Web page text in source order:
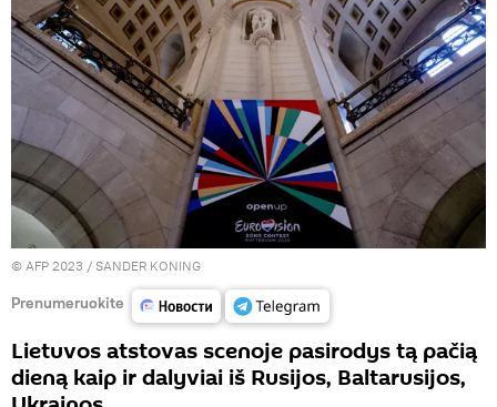
© AFP 2023 / SANDER KONING
Prenumeruokite
Lietuvos atstovas scenoje pasirodys tą pačią
dieną kaip ir dalyviai iš Rusijos, Baltarusijos,